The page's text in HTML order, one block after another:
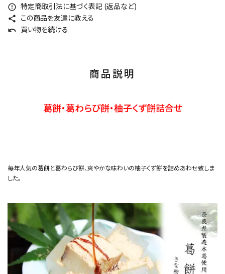
error_outline 特定商取引法に基づく表記 (返品など)
share この商品を友達に教える
undo 買い物を続ける
商品説明
葛餅・葛わらび餅・柚子くず餅詰合せ
毎年人気の葛餅と葛わらび餅、爽やかな味わいの柚子くず餅を詰めあわせ致しま
した。